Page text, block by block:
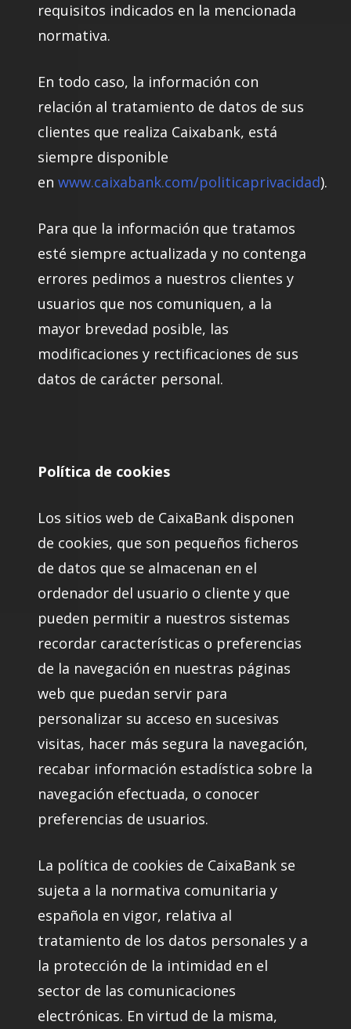
requisitos indicados en la mencionada
normativa.
En todo caso, la información con
relación al tratamiento de datos de sus
clientes que realiza Caixabank, está
siempre disponible
en www.caixabank.com/politicaprivacidad).
Para que la información que tratamos
esté siempre actualizada y no contenga
errores pedimos a nuestros clientes y
usuarios que nos comuniquen, a la
mayor brevedad posible, las
modificaciones y rectificaciones de sus
datos de carácter personal.
Política de cookies
Los sitios web de CaixaBank disponen
de cookies, que son pequeños ficheros
de datos que se almacenan en el
ordenador del usuario o cliente y que
pueden permitir a nuestros sistemas
recordar características o preferencias
de la navegación en nuestras páginas
web que puedan servir para
personalizar su acceso en sucesivas
visitas, hacer más segura la navegación,
recabar información estadística sobre la
navegación efectuada, o conocer
preferencias de usuarios.
La política de cookies de CaixaBank se
sujeta a la normativa comunitaria y
española en vigor, relativa al
tratamiento de los datos personales y a
la protección de la intimidad en el
sector de las comunicaciones
electrónicas. En virtud de la misma,